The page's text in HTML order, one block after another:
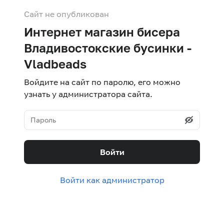
Сайт не опубликован
Интернет магазин бисера
Владивостокские бусинки -
Vladbeads
Войдите на сайт по паролю, его можно
узнать у администратора сайта.
Войти
Войти как администратор